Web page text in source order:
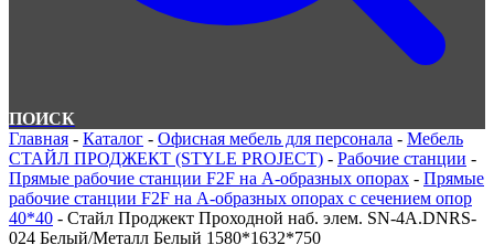
ПОИСК
Главная - Каталог - Офисная мебель для персонала - Мебель
СТАЙЛ ПРОДЖЕКТ (STYLE PROJECT) - Рабочие станции -
Прямые рабочие станции F2F на А-образных опорах - Прямые
рабочие станции F2F на А-образных опорах с сечением опор
40*40 - Стайл Проджект Проходной наб. элем. SN-4A.DNRS-
024 Белый/Металл Белый 1580*1632*750